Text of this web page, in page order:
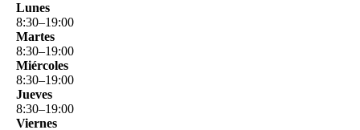
Lunes
8:30–19:00
Martes
8:30–19:00
Miércoles
8:30–19:00
Jueves
8:30–19:00
Viernes